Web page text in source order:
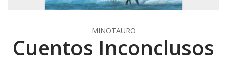
MINOTAURO
Cuentos Inconclusos